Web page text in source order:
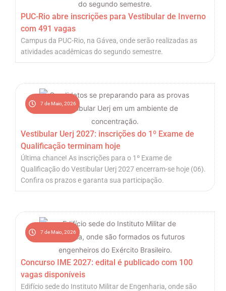
PUC-Rio abre inscrições para Vestibular de Inverno
com 491 vagas
Campus da PUC-Rio, na Gávea, onde serão realizadas as
atividades acadêmicas do segundo semestre.
7 de Maio, 2026
Vestibular Uerj 2027: inscrições do 1º Exame de
Qualificação terminam hoje
Última chance! As inscrições para o 1º Exame de
Qualificação do Vestibular Uerj 2027 encerram-se hoje (06).
Confira os prazos e garanta sua participação.
7 de Maio, 2026
Concurso IME 2027: edital é publicado com 100
vagas disponíveis
Edifício sede do Instituto Militar de Engenharia, onde são